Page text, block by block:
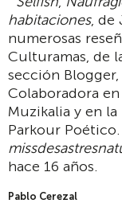
habitaciones, de
numerosas
Culturamas, de
sección
Colaboradora
Muzikalia y en
Parkour
hace 16 años.
Pablo Cerezal